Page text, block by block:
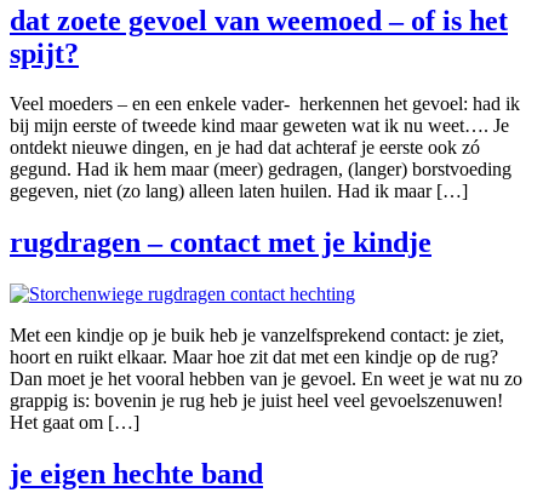
dat zoete gevoel van weemoed – of is het
spijt?
Veel moeders – en een enkele vader- herkennen het gevoel: had ik
bij mijn eerste of tweede kind maar geweten wat ik nu weet…. Je
ontdekt nieuwe dingen, en je had dat achteraf je eerste ook zó
gegund. Had ik hem maar (meer) gedragen, (langer) borstvoeding
gegeven, niet (zo lang) alleen laten huilen. Had ik maar […]
rugdragen – contact met je kindje
Met een kindje op je buik heb je vanzelfsprekend contact: je ziet,
hoort en ruikt elkaar. Maar hoe zit dat met een kindje op de rug?
Dan moet je het vooral hebben van je gevoel. En weet je wat nu zo
grappig is: bovenin je rug heb je juist heel veel gevoelszenuwen!
Het gaat om […]
je eigen hechte band